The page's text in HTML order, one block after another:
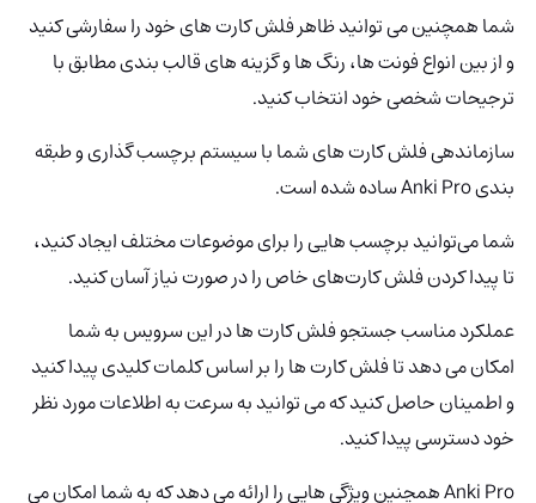
شما همچنین می توانید ظاهر فلش کارت های خود را سفارشی کنید
و از بین انواع فونت ها، رنگ ها و گزینه های قالب بندی مطابق با
ترجیحات شخصی خود انتخاب کنید.
سازماندهی فلش کارت های شما با سیستم برچسب گذاری و طبقه
بندی Anki Pro ساده شده است.
شما می‌توانید برچسب هایی را برای موضوعات مختلف ایجاد کنید،
تا پیدا کردن فلش کارت‌های خاص را در صورت نیاز آسان کنید.
عملکرد مناسب جستجو فلش کارت ها در این سرویس به شما
امکان می دهد تا فلش کارت ها را بر اساس کلمات کلیدی پیدا کنید
و اطمینان حاصل کنید که می توانید به سرعت به اطلاعات مورد نظر
خود دسترسی پیدا کنید.
Anki Pro همچنین ویژگی هایی را ارائه می دهد که به شما امکان می